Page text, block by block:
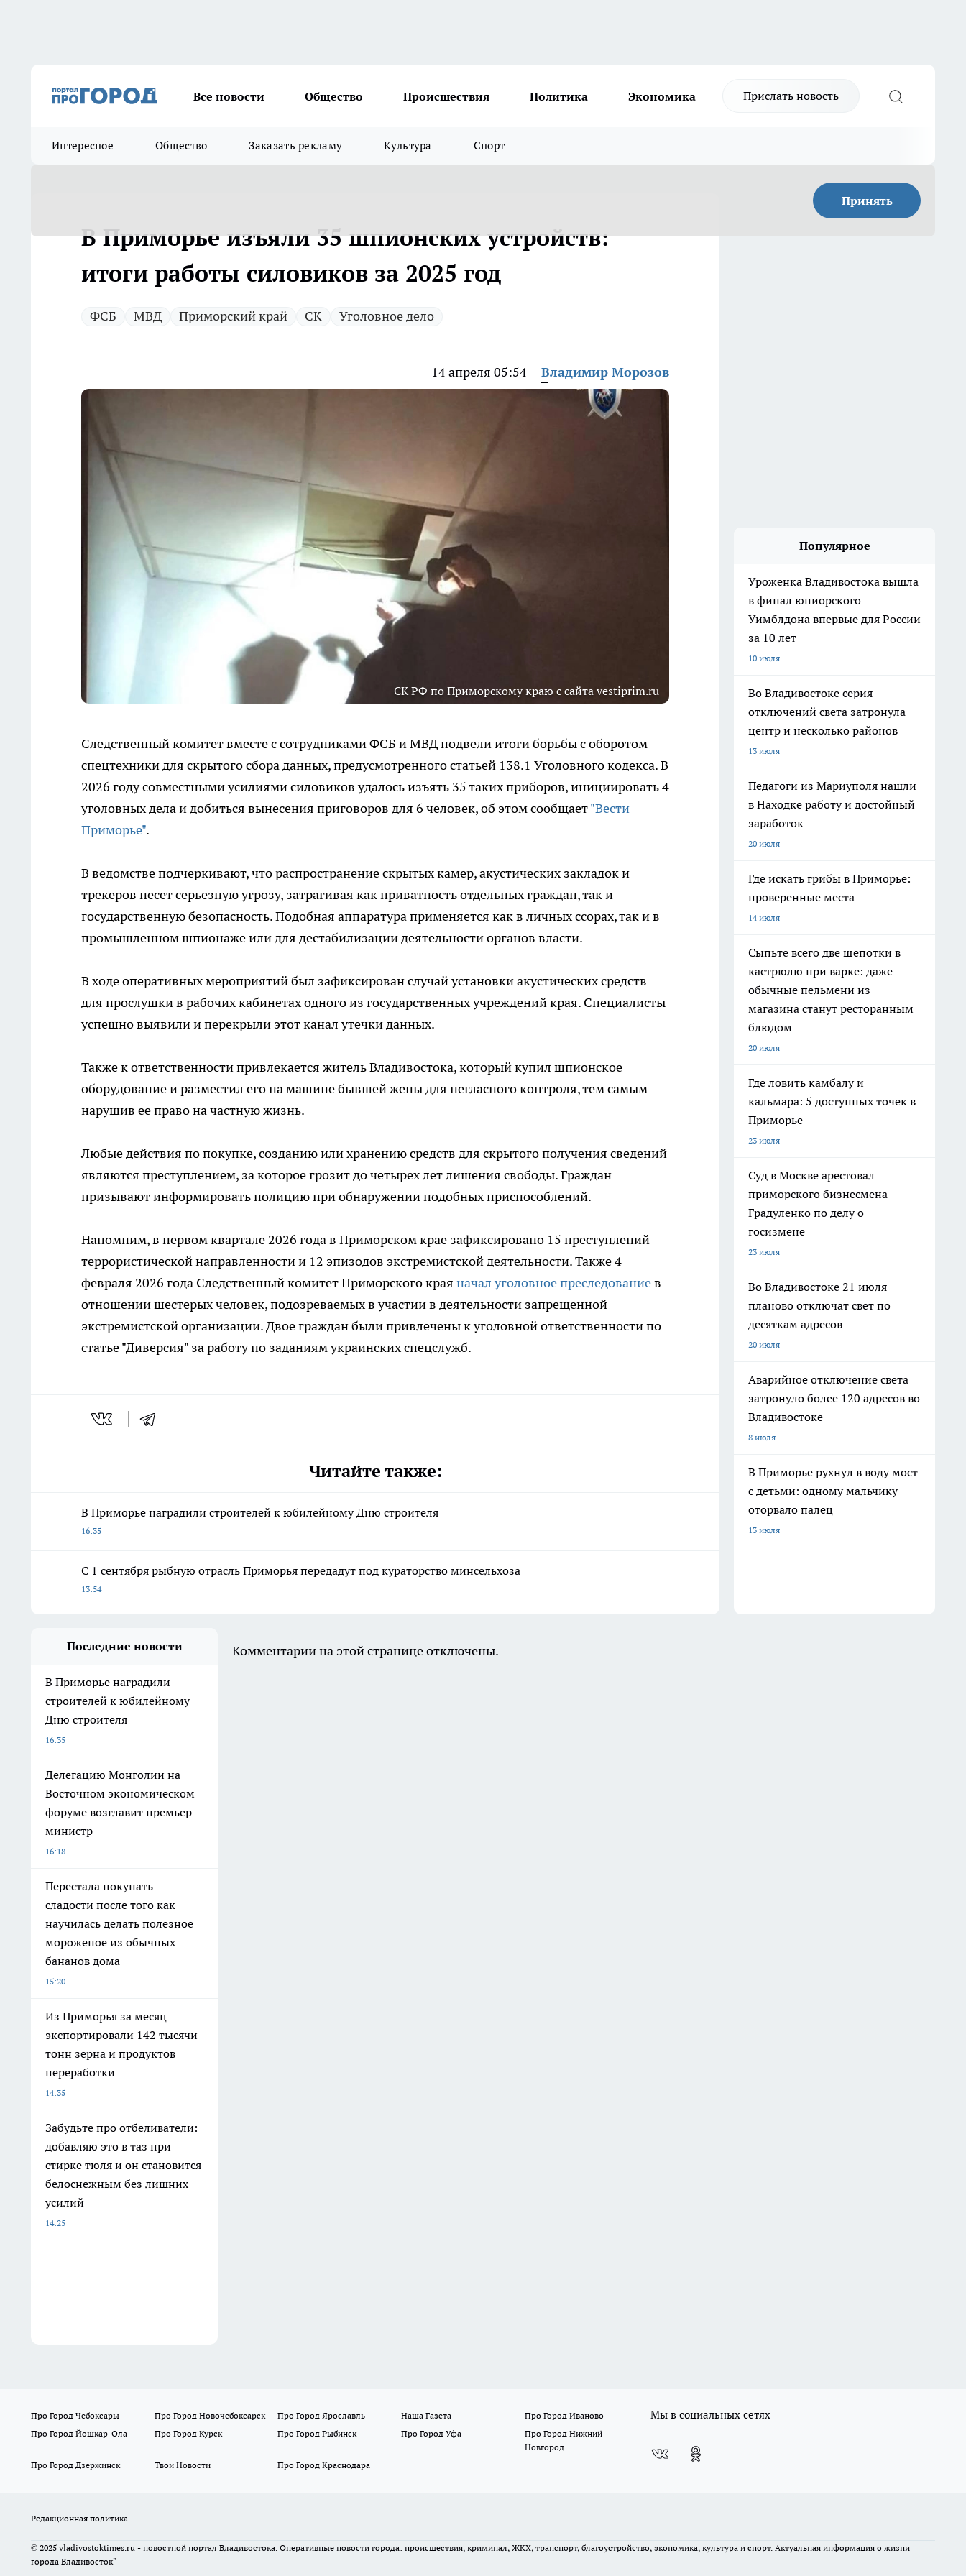
Все новости Общество Происшествия Политика Экономика Прислать новость
Интересное Общество Заказать рекламу Культура Спорт
Принять
В Приморье изъяли 35 шпионских устройств:
итоги работы силовиков за 2025 год
ФСБ МВД Приморский край СК Уголовное дело
14 апреля 05:54 Владимир Морозов
СК РФ по Приморскому краю с сайта vestiprim.ru
Следственный комитет вместе с сотрудниками ФСБ и МВД подвели итоги борьбы с оборотом
спецтехники для скрытого сбора данных, предусмотренного статьей 138.1 Уголовного кодекса. В
2026 году совместными усилиями силовиков удалось изъять 35 таких приборов, инициировать 4
уголовных дела и добиться вынесения приговоров для 6 человек, об этом сообщает"Вести
Приморье".
В ведомстве подчеркивают, что распространение скрытых камер, акустических закладок и
трекеров несет серьезную угрозу, затрагивая как приватность отдельных граждан, так и
государственную безопасность. Подобная аппаратура применяется как в личных ссорах, так и в
промышленном шпионаже или для дестабилизации деятельности органов власти.
В ходе оперативных мероприятий был зафиксирован случай установки акустических средств
для прослушки в рабочих кабинетах одного из государственных учреждений края. Специалисты
успешно выявили и перекрыли этот канал утечки данных.
Также к ответственности привлекается житель Владивостока, который купил шпионское
оборудование и разместил его на машине бывшей жены для негласного контроля, тем самым
нарушив ее право на частную жизнь.
Любые действия по покупке, созданию или хранению средств для скрытого получения сведений
являются преступлением, за которое грозит до четырех лет лишения свободы. Граждан
призывают информировать полицию при обнаружении подобных приспособлений.
Напомним, в первом квартале 2026 года в Приморском крае зафиксировано 15 преступлений
террористической направленности и 12 эпизодов экстремистской деятельности. Также 4
февраля 2026 года Следственный комитет Приморского края начал уголовное преследованиев
отношении шестерых человек, подозреваемых в участии в деятельности запрещенной
экстремистской организации. Двое граждан были привлечены к уголовной ответственности по
статье "Диверсия" за работу по заданиям украинских спецслужб.
Читайте также:
В Приморье наградили строителей к юбилейному Дню строителя
16:35
С 1 сентября рыбную отрасль Приморья передадут под кураторство минсельхоза
13:54
Популярное
Уроженка Владивостока вышла
в финал юниорского
Уимблдона впервые для России
за 10 лет
10 июля
Во Владивостоке серия
отключений света затронула
центр и несколько районов
13 июля
Педагоги из Мариуполя нашли
в Находке работу и достойный
заработок
20 июля
Где искать грибы в Приморье:
проверенные места
14 июля
Сыпьте всего две щепотки в
кастрюлю при варке: даже
обычные пельмени из
магазина станут ресторанным
блюдом
20 июля
Где ловить камбалу и
кальмара: 5 доступных точек в
Приморье
23 июля
Суд в Москве арестовал
приморского бизнесмена
Градуленко по делу о
госизмене
23 июля
Во Владивостоке 21 июля
планово отключат свет по
десяткам адресов
20 июля
Аварийное отключение света
затронуло более 120 адресов во
Владивостоке
8 июля
В Приморье рухнул в воду мост
с детьми: одному мальчику
оторвало палец
13 июля
Последние новости
В Приморье наградили
строителей к юбилейному
Дню строителя
16:35
Делегацию Монголии на
Восточном экономическом
форуме возглавит премьер-
министр
16:18
Перестала покупать
сладости после того как
научилась делать полезное
мороженое из обычных
бананов дома
15:20
Из Приморья за месяц
экспортировали 142 тысячи
тонн зерна и продуктов
переработки
14:35
Забудьте про отбеливатели:
добавляю это в таз при
стирке тюля и он становится
белоснежным без лишних
усилий
14:25
Комментарии на этой странице отключены.
Про Город Чебоксары Про Город Новочебоксарск Про Город Ярославль Наша Газета
Про Город Иваново
Про Город Йошкар-Ола
Про Город Курск Про Город Рыбинск Про Город Уфа
Про Город Нижний
Новгород
Про Город Дзержинск
Твои Новости Про Город Краснодара
Мы в социальных сетях
Редакционная политика
© 2025 vladivostoktimes.ru - новостной портал Владивостока. Оперативные новости города: происшествия, криминал, ЖКХ, транспорт, благоустройство, экономика, культура и спорт. Актуальная информация о жизни
города Владивосток"